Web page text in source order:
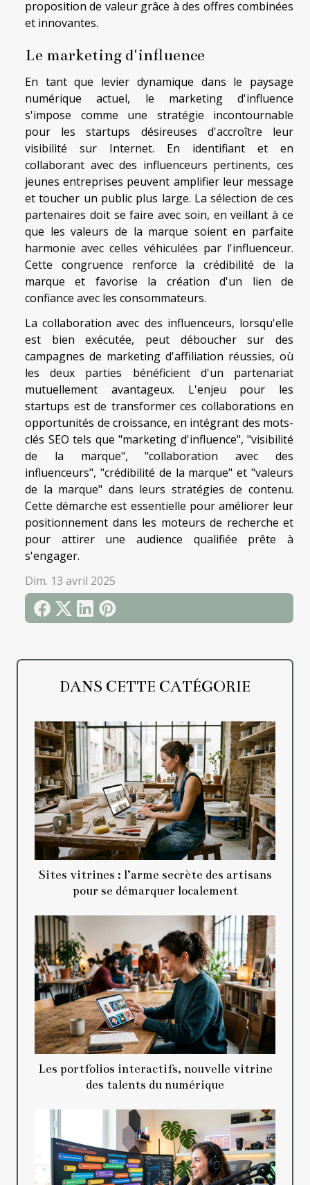
DANS CETTE CATÉGORIE
Sites vitrines : l’arme secrète des artisans
pour se démarquer localement
Les portfolios interactifs, nouvelle vitrine
des talents du numérique
proposition de valeur grâce à des offres combinées
et innovantes.
Le marketing d'influence
En tant que levier dynamique dans le paysage
numérique actuel, le marketing d'influence
s'impose comme une stratégie incontournable
pour les startups désireuses d'accroître leur
visibilité sur Internet. En identifiant et en
collaborant avec des influenceurs pertinents, ces
jeunes entreprises peuvent amplifier leur message
et toucher un public plus large. La sélection de ces
partenaires doit se faire avec soin, en veillant à ce
que les valeurs de la marque soient en parfaite
harmonie avec celles véhiculées par l'influenceur.
Cette congruence renforce la crédibilité de la
marque et favorise la création d'un lien de
confiance avec les consommateurs.
La collaboration avec des influenceurs, lorsqu'elle
est bien exécutée, peut déboucher sur des
campagnes de marketing d'affiliation réussies, où
les deux parties bénéficient d'un partenariat
mutuellement avantageux. L'enjeu pour les
startups est de transformer ces collaborations en
opportunités de croissance, en intégrant des mots-
clés SEO tels que "marketing d'influence", "visibilité
de la marque", "collaboration avec des
influenceurs", "crédibilité de la marque" et "valeurs
de la marque" dans leurs stratégies de contenu.
Cette démarche est essentielle pour améliorer leur
positionnement dans les moteurs de recherche et
pour attirer une audience qualifiée prête à
s'engager.
Dim. 13 avril 2025